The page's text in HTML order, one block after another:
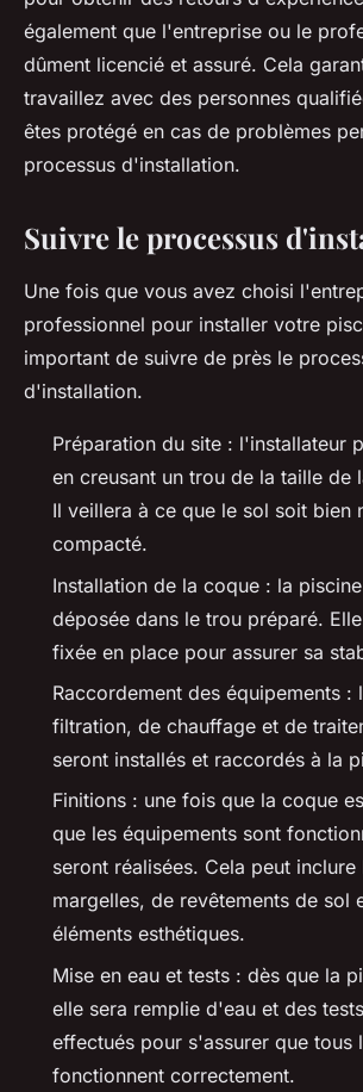
également que l'entreprise ou le
dûment licencié et assuré. Cela
travaillez avec des personnes
êtes protégé en cas de problèmes
processus d'installation.
Suivre le processus
Une fois que vous avez choisi
professionnel pour installer votre
important de suivre de près le
d'installation.
Préparation du site : l'installateur
en creusant un trou de la taille de
Il veillera à ce que le sol soit bien
compacté.
Installation de la coque : la
déposée dans le trou préparé.
fixée en place pour assurer sa
Raccordement des équipements :
filtration, de chauffage et de
seront installés et raccordés à la
Finitions : une fois que la coque
que les équipements sont
seront réalisées. Cela peut
margelles, de revêtements de sol
éléments esthétiques.
Mise en eau et tests : dès que la
elle sera remplie d'eau et des
effectués pour s'assurer que tous
fonctionnent correctement.